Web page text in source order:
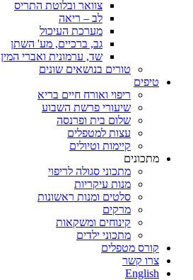
צוואר ובלוטת התריס
לב – ריאה
מערכת העיכול
גב, ברכיים, מע' השתן
שד, ערמונית ואברי המין
טורים בנושאים שונים
טיפים
ריפוי ואורח חיים בריא
שיעורי פרשת השבוע
שלום בית ופרנסה
עצות למטפלים
קיימות וטיולים
מתכונים
מתכוני סגולה לריפוי
מנות עיקריות
סלטים ומנות ראשונות
מרקים
קינוחים ומשקאות
מתכוני ילדים
קורס מטפלים
צרו קשר
English